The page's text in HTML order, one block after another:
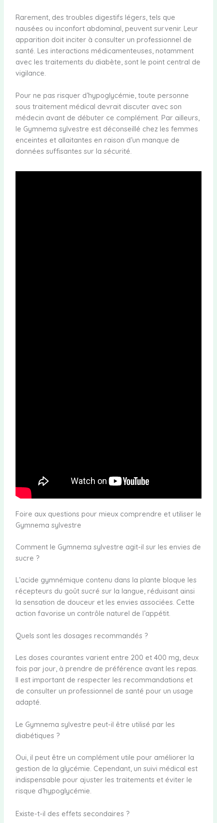
Rarement, des troubles digestifs légers, tels que
nausées ou inconfort abdominal, peuvent survenir. Leur
apparition doit inciter à consulter un professionnel de
santé. Les interactions médicamenteuses, notamment
avec les traitements du diabète, sont le point central de
vigilance.
Pour ne pas risquer d’hypoglycémie, toute personne
sous traitement médical devrait discuter avec son
médecin avant de débuter ce complément. Par ailleurs,
le Gymnema sylvestre est déconseillé chez les femmes
enceintes et allaitantes en raison d’un manque de
données suffisantes sur la sécurité.
Foire aux questions pour mieux comprendre et utiliser le
Gymnema sylvestre
Comment le Gymnema sylvestre agit-il sur les envies de
sucre ?
L’acide gymnémique contenu dans la plante bloque les
récepteurs du goût sucré sur la langue, réduisant ainsi
la sensation de douceur et les envies associées. Cette
action favorise un contrôle naturel de l’appétit.
Quels sont les dosages recommandés ?
Les doses courantes varient entre 200 et 400 mg, deux
fois par jour, à prendre de préférence avant les repas.
Il est important de respecter les recommandations et
de consulter un professionnel de santé pour un usage
adapté.
Le Gymnema sylvestre peut-il être utilisé par les
diabétiques ?
Oui, il peut être un complément utile pour améliorer la
gestion de la glycémie. Cependant, un suivi médical est
indispensable pour ajuster les traitements et éviter le
risque d’hypoglycémie.
Existe-t-il des effets secondaires ?